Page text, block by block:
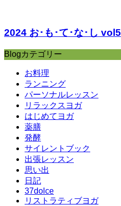
2024 お･も･て･な･し vol5
Blogカテゴリー
お料理
ランニング
パーソナルレッスン
リラックスヨガ
はじめてヨガ
薬膳
発酵
サイレントブック
出張レッスン
思い出
日記
37dolce
リストラティブヨガ